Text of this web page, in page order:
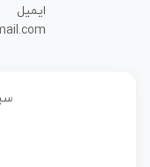
ایمیل